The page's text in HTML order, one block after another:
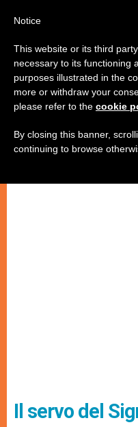
Il servo del
Notice
This website or its third
necessary to its functioning
purposes illustrated in the
more or withdraw your
please refer to the cookie
By closing this banner,
continuing to browse